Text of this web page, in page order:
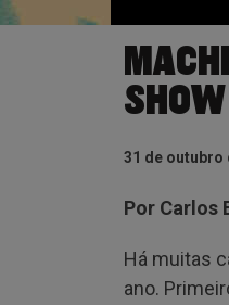
31 de outubro
Por Carlos
Há muitas
ano.